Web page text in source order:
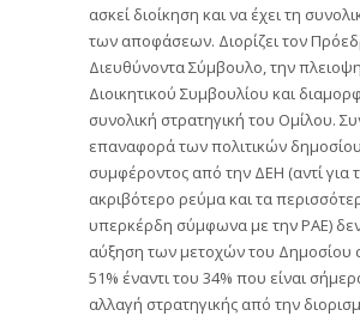
ασκεί διοίκηση και να έχει τη
των αποφάσεων. Διορίζει τον
Διευθύνοντα Σύμβουλο, την
Διοικητικού Συμβουλίου και
συνολική στρατηγική του Ομίλου.
επαναφορά των πολιτικών δημοσίου
συμφέροντος από την ΔΕΗ (αντί για
ακριβότερο ρεύμα και τα
υπερκέρδη σύμφωνα με την ΡΑΕ) δεν
αύξηση των μετοχών του Δημοσίου
51% έναντι του 34% που είναι
αλλαγή στρατηγικής από την